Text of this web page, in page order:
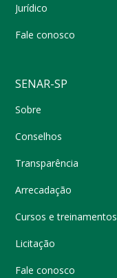
Jurídico
Fale conosco
SENAR-SP
Sobre
Conselhos
Transparência
Arrecadação
Cursos e treinamentos
Licitação
Fale conosco